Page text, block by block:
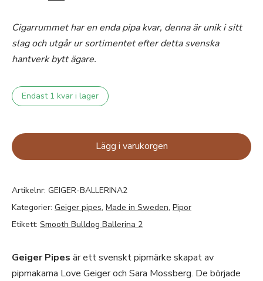
Cigarrummet har en enda pipa kvar, denna är unik i sitt
slag och utgår ur sortimentet efter detta svenska
hantverk bytt ägare.
Endast 1 kvar i lager
Lägg i varukorgen
Artikelnr: GEIGER-BALLERINA2
Kategorier: Geiger pipes, Made in Sweden, Pipor
Etikett: Smooth Bulldog Ballerina 2
Geiger Pipes är ett svenskt pipmärke skapat av
pipmakarna Love Geiger och Sara Mossberg. De började